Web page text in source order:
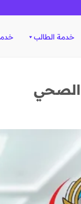
خدمة الطالب
الصحي